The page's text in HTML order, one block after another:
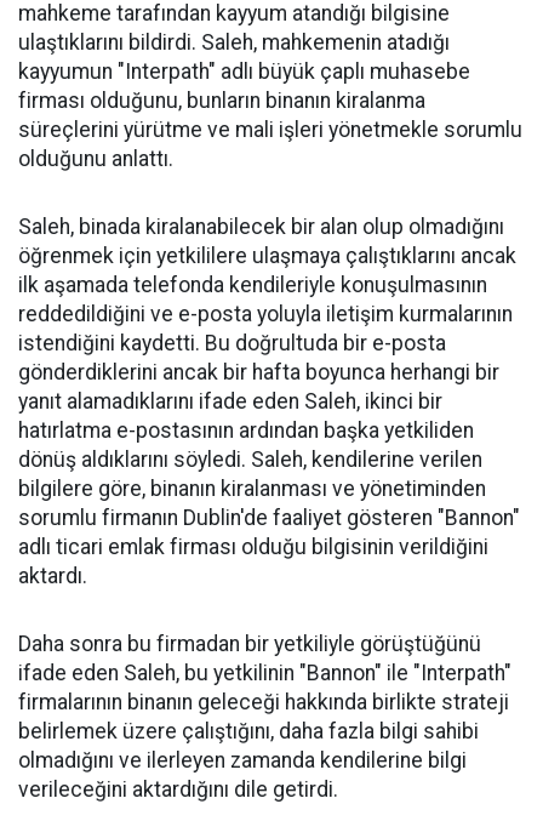
mahkeme tarafından kayyum atandığı bilgisine
ulaştıklarını bildirdi. Saleh, mahkemenin atadığı
kayyumun "Interpath" adlı büyük çaplı muhasebe
firması olduğunu, bunların binanın kiralanma
süreçlerini yürütme ve mali işleri yönetmekle sorumlu
olduğunu anlattı.
Saleh, binada kiralanabilecek bir alan olup olmadığını
öğrenmek için yetkililere ulaşmaya çalıştıklarını ancak
ilk aşamada telefonda kendileriyle konuşulmasının
reddedildiğini ve e-posta yoluyla iletişim kurmalarının
istendiğini kaydetti. Bu doğrultuda bir e-posta
gönderdiklerini ancak bir hafta boyunca herhangi bir
yanıt alamadıklarını ifade eden Saleh, ikinci bir
hatırlatma e-postasının ardından başka yetkiliden
dönüş aldıklarını söyledi. Saleh, kendilerine verilen
bilgilere göre, binanın kiralanması ve yönetiminden
sorumlu firmanın Dublin'de faaliyet gösteren "Bannon"
adlı ticari emlak firması olduğu bilgisinin verildiğini
aktardı.
Daha sonra bu firmadan bir yetkiliyle görüştüğünü
ifade eden Saleh, bu yetkilinin "Bannon" ile "Interpath"
firmalarının binanın geleceği hakkında birlikte strateji
belirlemek üzere çalıştığını, daha fazla bilgi sahibi
olmadığını ve ilerleyen zamanda kendilerine bilgi
verileceğini aktardığını dile getirdi.